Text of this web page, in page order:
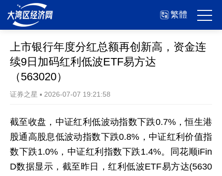
繁體
上市银行年度分红总额再创新高，资金连
续9日加码红利低波ETF易方达
（563020）
证券之星 ▪ 2026-07-07 19:21:58
截至收盘，中证红利低波动指数下跌0.7%，恒生港
股通高股息低波动指数下跌0.8%，中证红利价值指
数下跌1.0%，中证红利指数下跌1.4%。同花顺iFin
D数据显示，截至昨日，红利低波ETF易方达(5630